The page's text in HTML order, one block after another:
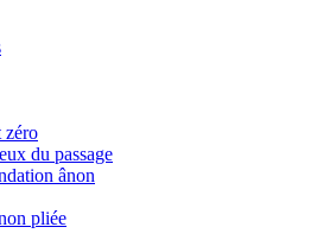
zéro
du passage
ânon
pliée